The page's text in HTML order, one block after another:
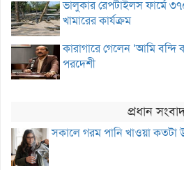
ভালুকার রেপটাইলস ফার্মে
খামারের কার্যক্রম
কারাগারে গেলেন ‘আমি বন্দি
পরদেশী
প্রধান
সকালে গরম পানি খাওয়া কতটা